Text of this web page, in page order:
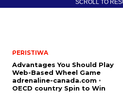
SCROLL TO
PERISTIWA
Advantages You Should Play
Web-Based Wheel Game
adrenaline-canada.com ◦
OECD country Spin to Win